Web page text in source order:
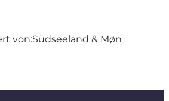
von:Südseeland & Møn